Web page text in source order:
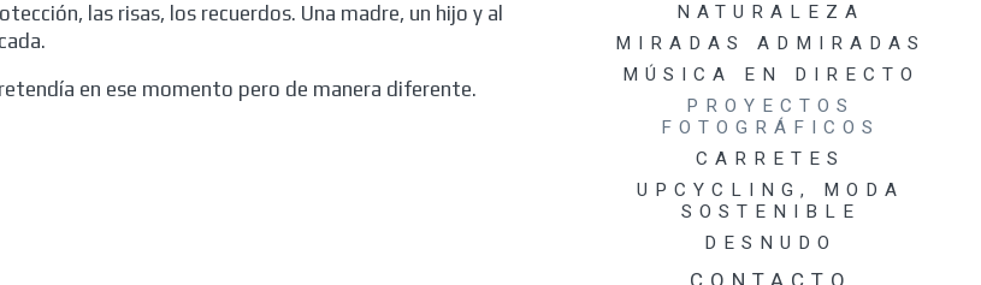
EL TIEMPO LO ENVUELVE
TODO
MUJER Y FLOR
LETARGO
TRABAJOS
AUDIOVISUALES DE
FOTOGRÁFICOS
NATURALEZA
MIRADAS ADMIRADAS
MÚSICA EN DIRECTO
PROYECTOS
FOTOGRÁFICOS
CARRETES
UPCYCLING, MODA
SOSTENIBLE
DESNUDO
CONTACTO
las risas, los recuerdos. Una madre, un hijo y al
en ese momento pero de manera diferente.